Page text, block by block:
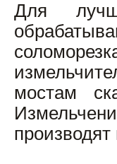
Для
мостам